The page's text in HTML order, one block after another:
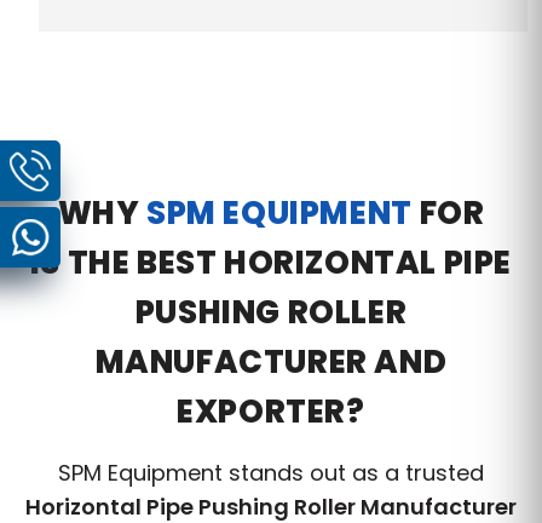
WHYSPM EQUIPMENT FOR
IS THE BEST HORIZONTAL PIPE
PUSHING ROLLER
MANUFACTURER AND
EXPORTER?
SPM Equipment stands out as a trusted
Horizontal Pipe Pushing Roller Manufacturer